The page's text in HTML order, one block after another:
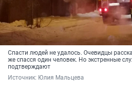
Спасти людей не удалось. Очевидцы
же спасся один человек. Но экстренные
подтверждают
Источник: Юлия Мальцева